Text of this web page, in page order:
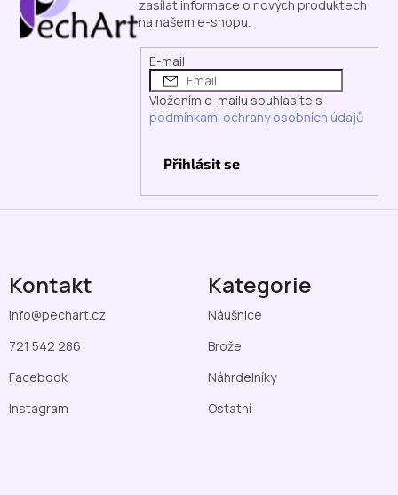
zasílat informace o nových produktech
na našem e-shopu.
E-mail
Vložením e-mailu souhlasíte s
podmínkami ochrany osobních údajů
Přihlásit se
Kontakt
info@pechart.cz
721 542 286
Facebook
Instagram
Kategorie
Náušnice
Brože
Náhrdelníky
Ostatní